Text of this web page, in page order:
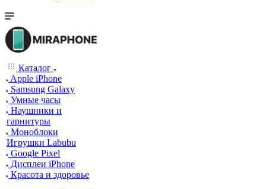
Каталог
Apple iPhone
Samsung Galaxy
Умные часы
Наушники и
гарнитуры
Моноблоки
Игрушки Labubu
Google Pixel
Дисплеи iPhone
Красота и здоровье